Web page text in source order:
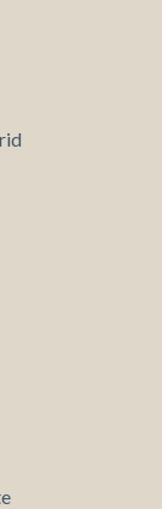
über
des
seiner
wir
und